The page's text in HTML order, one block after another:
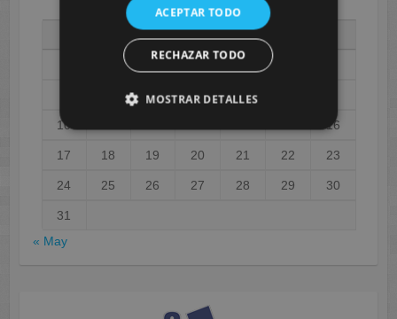
AGOSTO 2026
X J V
5 6 7
10 16
17 18 19 20 21 22 23
24 25 26 27 28 29 30
31
« May
ACEPTAR TODO
RECHAZAR TODO
MOSTRAR DETALLES